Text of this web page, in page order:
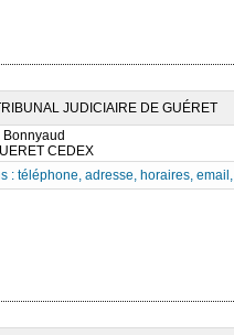
JUDICIAIRE DE GUÉRET
CEDEX
: téléphone, adresse, horaires,